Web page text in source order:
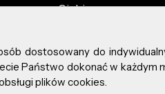
przez Ciebie na
dostosowany do
Państwo dokonać w każdym
plików cookies.